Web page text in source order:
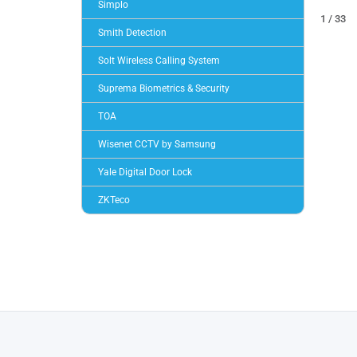
Simplo
Smith Detection
Solt Wireless Calling System
Suprema Biometrics & Security
TOA
Wisenet CCTV by Samsung
Yale Digital Door Lock
ZKTeco
1 / 33